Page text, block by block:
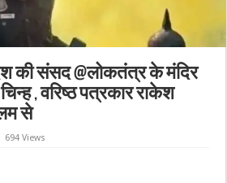
की संसद @लोकतंत्र के मंदिर
, वरिष्ठ पत्रकार राकेश
से
694 Views